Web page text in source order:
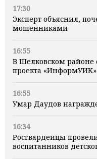
17:30
Эксперт объяснил,
мошенниками
16:55
В Шелковском районе
проекта «ИнформУИК»
16:55
Умар Даудов
16:34
Росгвардейцы
воспитанников